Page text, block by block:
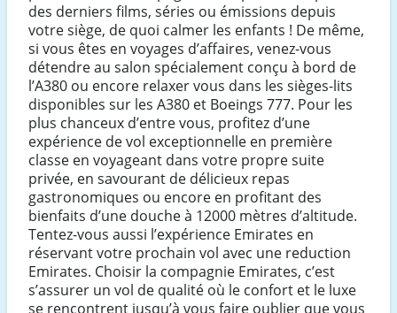
des derniers films, séries ou émissions depuis
votre siège, de quoi calmer les enfants ! De même,
si vous êtes en voyages d’affaires, venez-vous
détendre au salon spécialement conçu à bord de
l’A380 ou encore relaxer vous dans les sièges-lits
disponibles sur les A380 et Boeings 777. Pour les
plus chanceux d’entre vous, profitez d’une
expérience de vol exceptionnelle en première
classe en voyageant dans votre propre suite
privée, en savourant de délicieux repas
gastronomiques ou encore en profitant des
bienfaits d’une douche à 12000 mètres d’altitude.
Tentez-vous aussi l’expérience Emirates en
réservant votre prochain vol avec une reduction
Emirates. Choisir la compagnie Emirates, c’est
s’assurer un vol de qualité où le confort et le luxe
se rencontrent jusqu’à vous faire oublier que vous